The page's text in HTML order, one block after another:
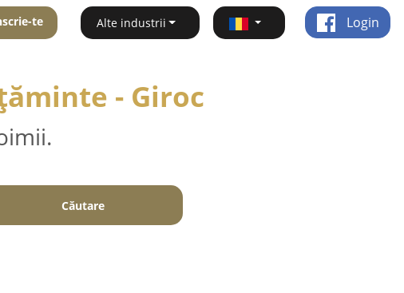
te Alte industrii Login
- Giroc
Căutare